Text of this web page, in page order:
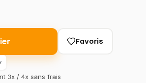
Favoris
3x / 4x sans frais